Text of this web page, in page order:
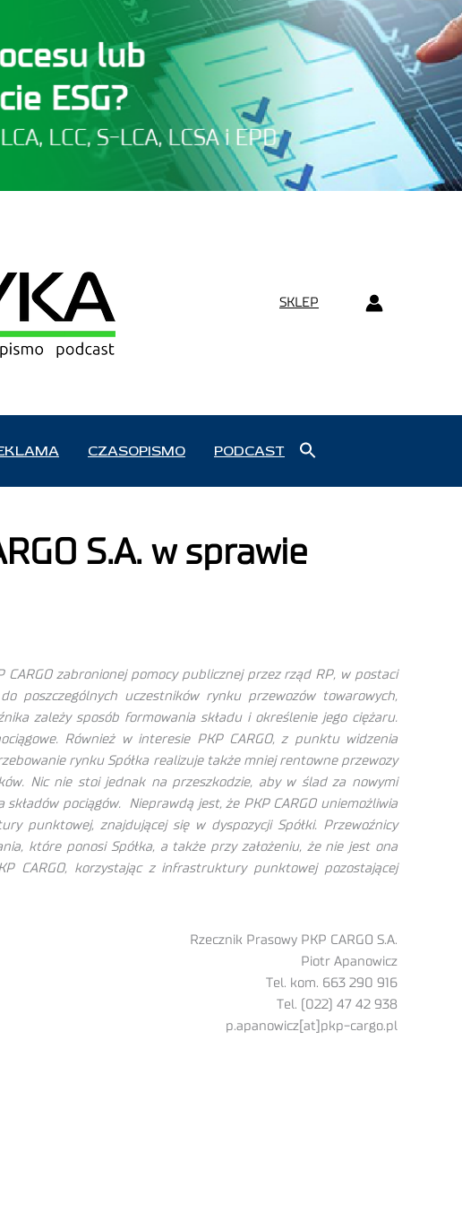
SKLEP
CZASOPISMO PODCAST
S.A. w sprawie
zabronionej pomocy publicznej przez rząd RP, w postaci
uczestników rynku przewozów towarowych,
zależy sposób formowania składu i określenie jego ciężaru.
Również w interesie PKP CARGO, z punktu widzenia
rynku Spółka realizuje także mniej rentowne przewozy
Nic nie stoi jednak na przeszkodzie, aby w ślad za nowymi
pociągów. Nieprawdą jest, że PKP CARGO uniemożliwia
punktowej, znajdującej się w dyspozycji Spółki. Przewoźnicy
które ponosi Spółka, a także przy założeniu, że nie jest ona
CARGO, korzystając z infrastruktury punktowej pozostającej
Rzecznik Prasowy PKP CARGO S.A.
Piotr Apanowicz
Tel. kom. 663 290 916
Tel. (022) 47 42 938
p.apanowicz[at]pkp-cargo.pl